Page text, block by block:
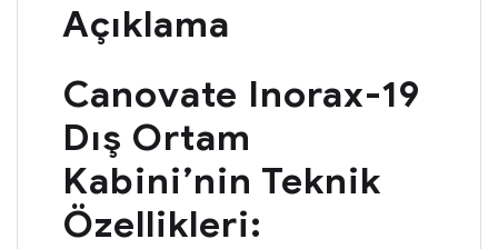
Açıklama
Canovate Inorax-19
Dış Ortam
Kabini’nin Teknik
Özellikleri: